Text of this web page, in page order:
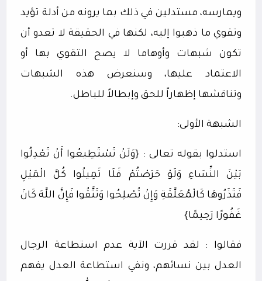
ويمارسه، مستدلين في ذلك بما يرونه من أدلة تؤيد
وتقوي ما ذهبوا إليه، لكنها في الحقيقة لا تعدو أن
تكون شبهات وأوهاما لا يصح التقوي بها أو
الاعتماد عليها، وسنعرض هذه الشبهات
وتناقشها إظهاراً للحق وإبطالاً للباطل.
الشبهة الأولى:
استدلوا بقوله تعالى : {وَلَنْ تَسْتَطِيعُوا أَنْ تَعْدِلُوا
بَيْنَ النِّسَاءِ وَلَوْ حَرَصْتُمْ فَلَا تَمِيلُوا كُلَّ الْمَيْلِ
فَتَذَرُوهَا كَالْمُعَلَّقَةِ وَإِنْ تُصْلِحُوا وَتَتَّقُوا فَإِنَّ اللَّهَ كَانَ
غَفُورًا رَحِيمًا}
فقالوا : لقد قررت الآية عدم استطاعة الرجال
العدل بين نسائهم، ونفي استطاعة العدل يفهم